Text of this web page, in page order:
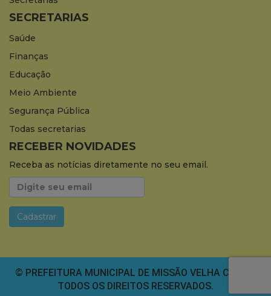
SECRETARIAS
Saúde
Finanças
Educação
Meio Ambiente
Segurança Pública
Todas secretarias
RECEBER NOVIDADES
Receba as notícias diretamente no seu email.
© PREFEITURA MUNICIPAL DE MISSÃO VELHA CEARÁ.
TODOS OS DIREITOS RESERVADOS.